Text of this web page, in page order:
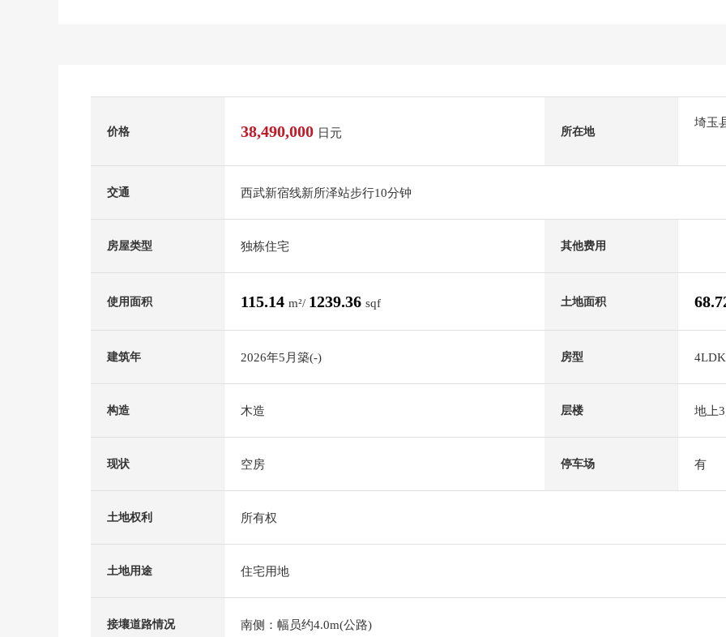
价格 38,490,000 日元 所在地
埼玉
交通 西武新宿线新所泽站步行10分钟
房屋类型 独栋住宅 其他费用
使用面积 115.14 m²/ 1239.36 sqf 土地面积
建筑年 2026年5月築(-) 房型 4LDK
构造 木造 层楼 地上
现状 空房 停车场 有
土地权利 所有权
土地用途 住宅用地
接壤道路情况 南侧：幅员约4.0m(公路)